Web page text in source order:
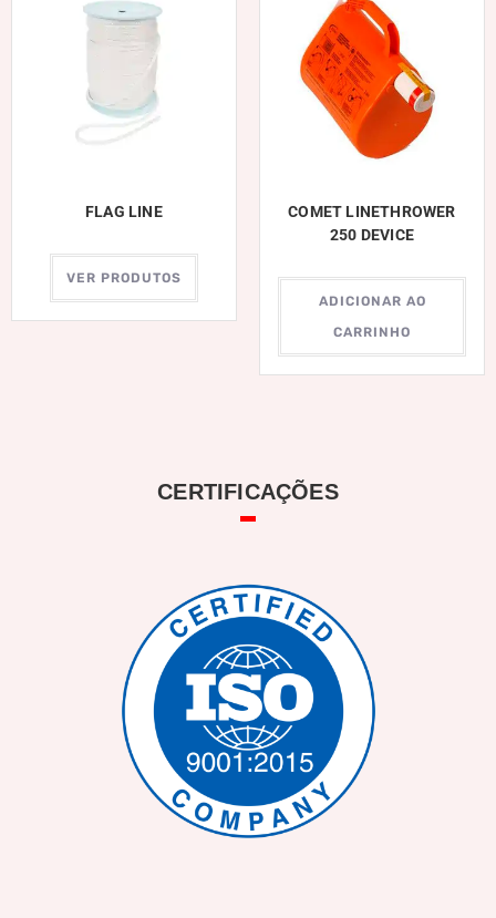
FLAG LINE
VER PRODUTOS
COMET LINETHROWER
250 DEVICE
ADICIONAR AO
CARRINHO
CERTIFICAÇÕES